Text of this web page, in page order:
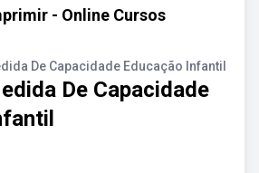
- Online Cursos
De Capacidade Educação Infantil
De Capacidade